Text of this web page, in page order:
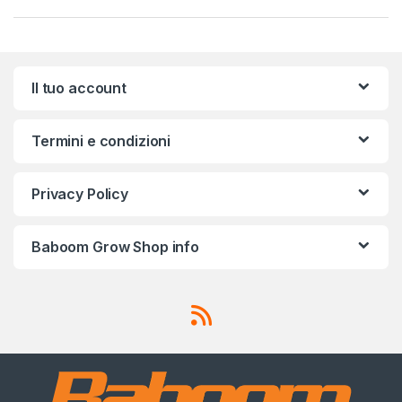
Il tuo account
Termini e condizioni
Privacy Policy
Baboom Grow Shop info